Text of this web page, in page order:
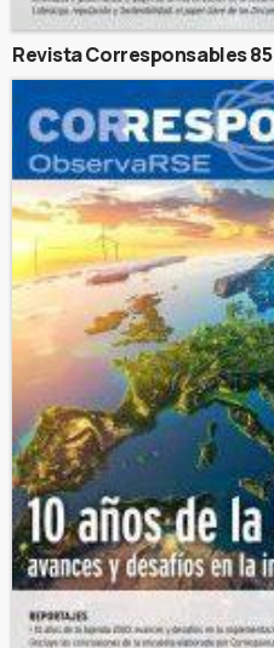
Revista Corresponsables 85